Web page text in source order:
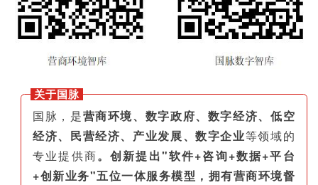
关于国脉
国脉，是营商环境、数字政府、数字经济、低空
经济、民营经济、产业发展、数字企业等领域的
专业提供商。创新提出"软件+咨询+数据+平台
+创新业务"五位一体服务模型，拥有营商环境督